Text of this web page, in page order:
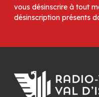
vous désinscrire à tout
désinscription présents